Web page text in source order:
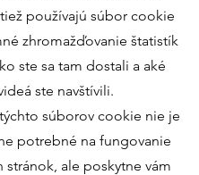
používajú súbor cookie
zhromažďovanie štatistík
ste sa tam dostali a aké
ste navštívili.
súborov cookie nie je
potrebné na fungovanie
stránok, ale poskytne vám